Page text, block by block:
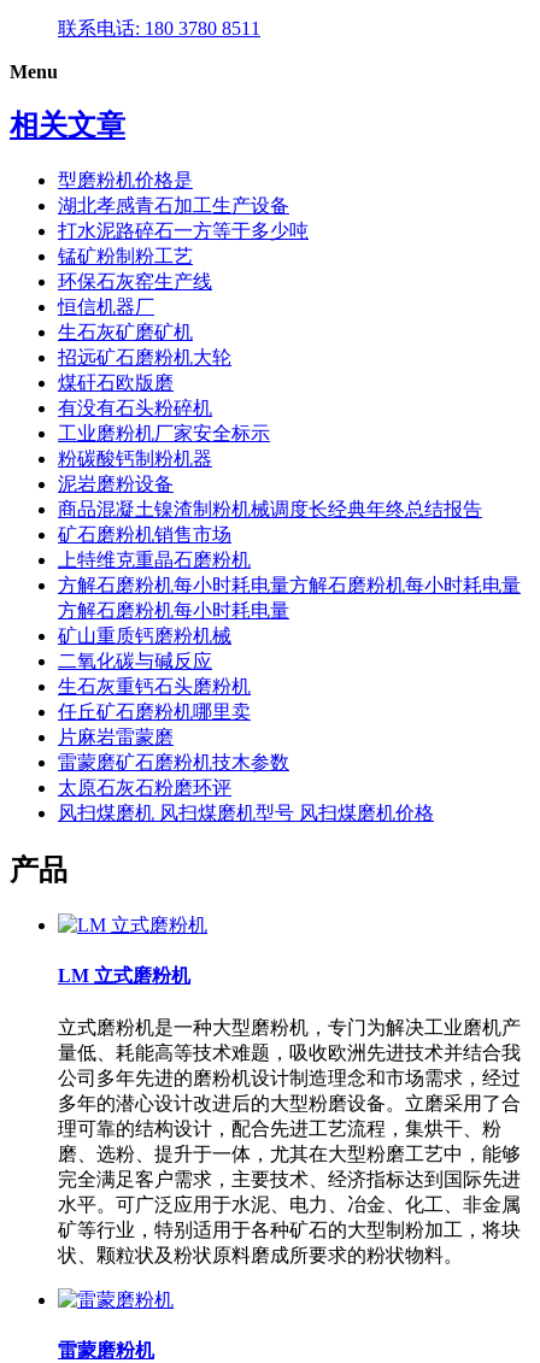
联系电话: 180 3780 8511
Menu
相关文章
型磨粉机价格是
湖北孝感青石加工生产设备
打水泥路碎石一方等于多少吨
锰矿粉制粉工艺
环保石灰窑生产线
恒信机器厂
生石灰矿磨矿机
招远矿石磨粉机大轮
煤矸石欧版磨
有没有石头粉碎机
工业磨粉机厂家安全标示
粉碳酸钙制粉机器
泥岩磨粉设备
商品混凝土镍渣制粉机械调度长经典年终总结报告
矿石磨粉机销售市场
上特维克重晶石磨粉机
方解石磨粉机每小时耗电量方解石磨粉机每小时耗电量
方解石磨粉机每小时耗电量
矿山重质钙磨粉机械
二氧化碳与碱反应
生石灰重钙石头磨粉机
任丘矿石磨粉机哪里卖
片麻岩雷蒙磨
雷蒙磨矿石磨粉机技木参数
太原石灰石粉磨环评
风扫煤磨机 风扫煤磨机型号 风扫煤磨机价格
产品
LM 立式磨粉机
立式磨粉机是一种大型磨粉机，专门为解决工业磨机产
量低、耗能高等技术难题，吸收欧洲先进技术并结合我
公司多年先进的磨粉机设计制造理念和市场需求，经过
多年的潜心设计改进后的大型粉磨设备。立磨采用了合
理可靠的结构设计，配合先进工艺流程，集烘干、粉
磨、选粉、提升于一体，尤其在大型粉磨工艺中，能够
完全满足客户需求，主要技术、经济指标达到国际先进
水平。可广泛应用于水泥、电力、冶金、化工、非金属
矿等行业，特别适用于各种矿石的大型制粉加工，将块
状、颗粒状及粉状原料磨成所要求的粉状物料。
雷蒙磨粉机